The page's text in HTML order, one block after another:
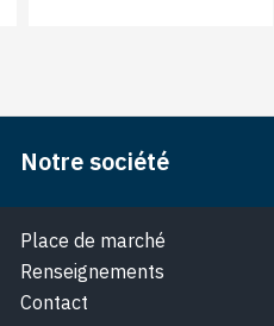
Notre société
Place de marché
Renseignements
Contact